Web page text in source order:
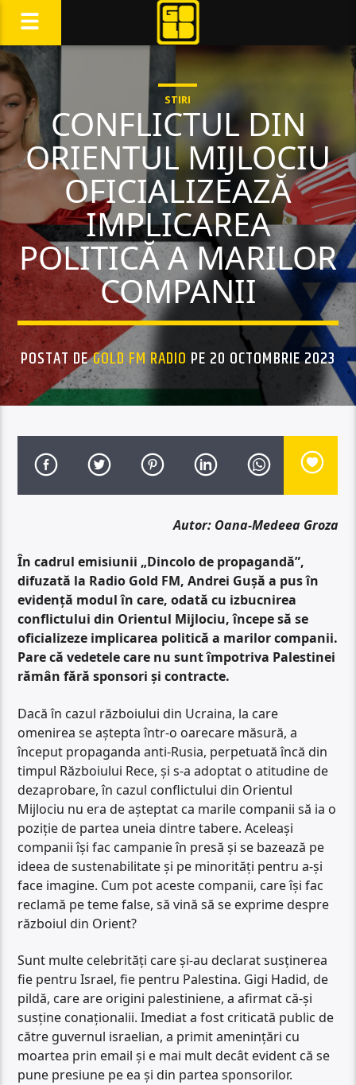
STIRI
CONFLICTUL DIN
ORIENTUL MIJLOCIU
OFICIALIZEAZĂ
IMPLICAREA
POLITICĂ A MARILOR
COMPANII
POSTAT DEGOLD FM RADIO PE 20 OCTOMBRIE 2023
Autor: Oana-Medeea Groza
În cadrul emisiunii „Dincolo de propagandă”,
difuzată la Radio Gold FM, Andrei Gușă a pus în
evidență modul în care, odată cu izbucnirea
conflictului din Orientul Mijlociu, începe să se
oficializeze implicarea politică a marilor companii.
Pare că vedetele care nu sunt împotriva Palestinei
rămân fără sponsori și contracte.
Dacă în cazul războiului din Ucraina, la care
omenirea se aștepta într-o oarecare măsură, a
început propaganda anti-Rusia, perpetuată încă din
timpul Războiului Rece, și s-a adoptat o atitudine de
dezaprobare, în cazul conflictului din Orientul
Mijlociu nu era de așteptat ca marile companii să ia o
poziție de partea uneia dintre tabere. Aceleași
companii își fac campanie în presă și se bazează pe
ideea de sustenabilitate și pe minorități pentru a-și
face imagine. Cum pot aceste companii, care își fac
reclamă pe teme false, să vină să se exprime despre
războiul din Orient?
Sunt multe celebrități care și-au declarat susținerea
fie pentru Israel, fie pentru Palestina. Gigi Hadid, de
pildă, care are origini palestiniene, a afirmat că-și
susține conaționalii. Imediat a fost criticată public de
către guvernul israelian, a primit amenințări cu
moartea prin email și e mai mult decât evident că se
pune presiune pe ea și din partea sponsorilor.